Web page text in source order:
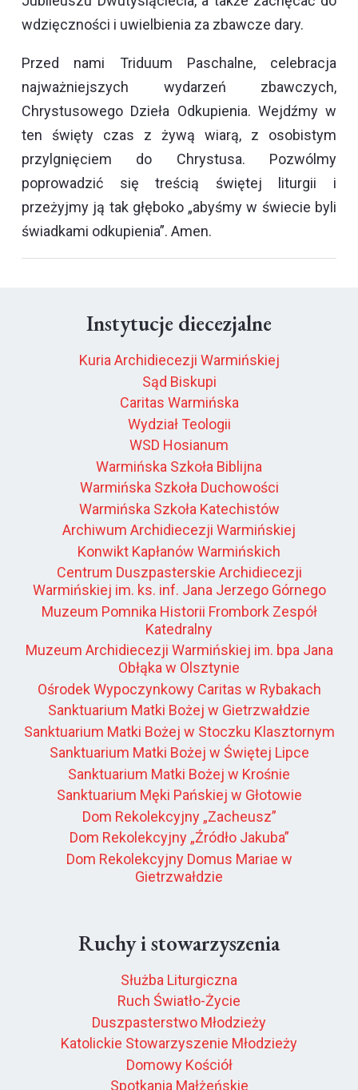
wdzięczności i uwielbienia za zbawcze dary.
Przed nami Triduum Paschalne, celebracja
najważniejszych wydarzeń zbawczych,
Chrystusowego Dzieła Odkupienia. Wejdźmy w
ten święty czas z żywą wiarą, z osobistym
przylgnięciem do Chrystusa. Pozwólmy
poprowadzić się treścią świętej liturgii i
przeżyjmy ją tak głęboko „abyśmy w świecie byli
świadkami odkupienia”. Amen.
Instytucje diecezjalne
Kuria Archidiecezji Warmińskiej
Sąd Biskupi
Caritas Warmińska
Wydział Teologii
WSD Hosianum
Warmińska Szkoła Biblijna
Warmińska Szkoła Duchowości
Warmińska Szkoła Katechistów
Archiwum Archidiecezji Warmińskiej
Konwikt Kapłanów Warmińskich
Centrum Duszpasterskie Archidiecezji
Warmińskiej im. ks. inf. Jana Jerzego Górnego
Muzeum Pomnika Historii Frombork Zespół
Katedralny
Muzeum Archidiecezji Warmińskiej im. bpa Jana
Obłąka w Olsztynie
Ośrodek Wypoczynkowy Caritas w Rybakach
Sanktuarium Matki Bożej w Gietrzwałdzie
Sanktuarium Matki Bożej w Stoczku Klasztornym
Sanktuarium Matki Bożej w Świętej Lipce
Sanktuarium Matki Bożej w Krośnie
Sanktuarium Męki Pańskiej w Głotowie
Dom Rekolekcyjny „Zacheusz”
Dom Rekolekcyjny „Źródło Jakuba”
Dom Rekolekcyjny Domus Mariae w
Gietrzwałdzie
Ruchy i stowarzyszenia
Służba Liturgiczna
Ruch Światło-Życie
Duszpasterstwo Młodzieży
Katolickie Stowarzyszenie Młodzieży
Domowy Kościół
Spotkania Małżeńskie